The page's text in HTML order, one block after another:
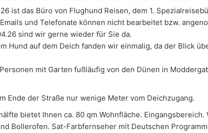
ist das Büro von Flughund Reisen, dem 1.
und Telefonate können nicht bearbeitet bzw.
sind wir gerne wieder für Sie da.
Hund auf dem Deich fanden wir einmalig, da der Blick
mit Garten fußläufig von den Dünen in
Ende der Straße nur wenige Meter vom Deichzugang.
bietet Ihnen ca. 80 qm Wohnfläche. Eingangsbereich.
Bollerofen. Sat-Farbfernseher mit Deutschen